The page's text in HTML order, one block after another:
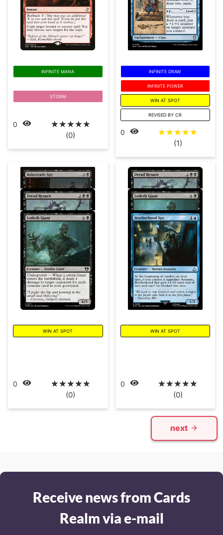
0 ☆☆☆☆☆
(0)
INFINITE MANA
STORM
0 ☆☆☆☆☆
(1)
INFINITE DRAW
INFINITE POWER
WIN AT SPOT
REVISED BY CR
0 ☆☆☆☆☆
(0)
WIN AT SPOT
0 ☆☆☆☆☆
(0)
WIN AT SPOT
next
Receive news from Cards
Realm via e-mail